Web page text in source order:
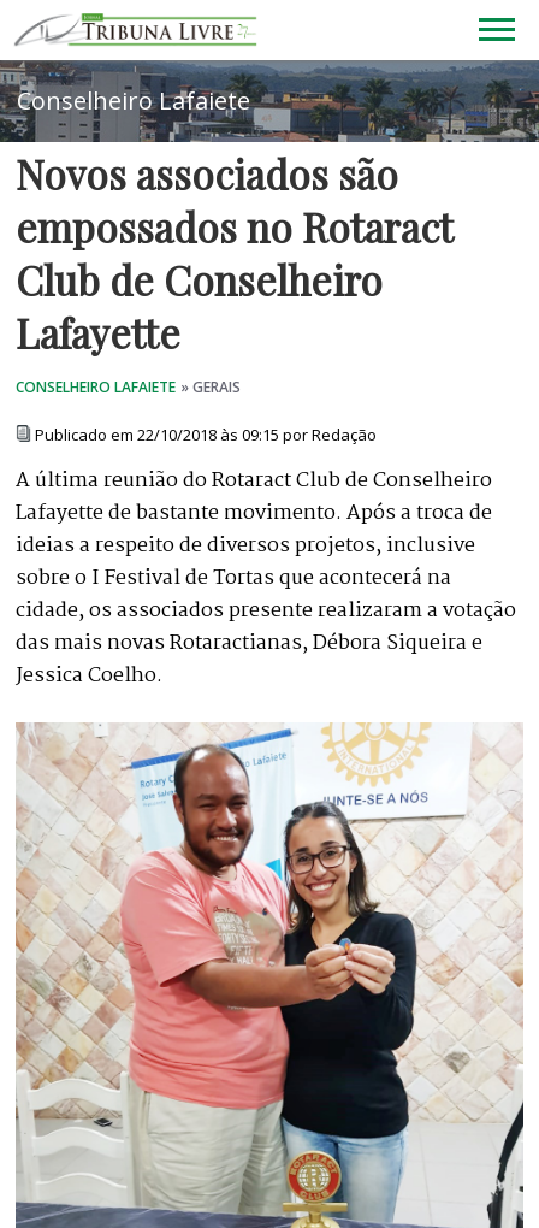
Novos associados são
empossados no Rotaract
Club de Conselheiro
Lafayette
Publicado em 22/10/2018 às 09:15 por Redação
A última reunião do Rotaract Club de Conselheiro
Lafayette de bastante movimento. Após a troca de
ideias a respeito de diversos projetos, inclusive
sobre o I Festival de Tortas que acontecerá na
cidade, os associados presente realizaram a votação
das mais novas Rotaractianas, Débora Siqueira e
Jessica Coelho.